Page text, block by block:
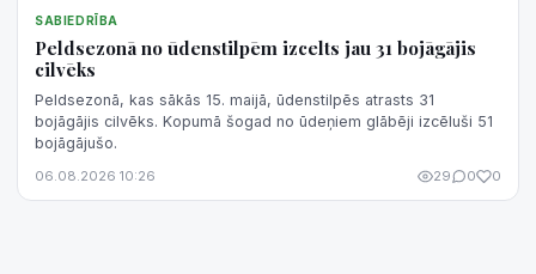
SABIEDRĪBA
Peldsezonā no ūdenstilpēm izcelts jau 31 bojāgājis
cilvēks
Peldsezonā, kas sākās 15. maijā, ūdenstilpēs atrasts 31
bojāgājis cilvēks. Kopumā šogad no ūdeņiem glābēji izcēluši 51
bojāgājušo.
06.08.2026 10:26 29 0 0